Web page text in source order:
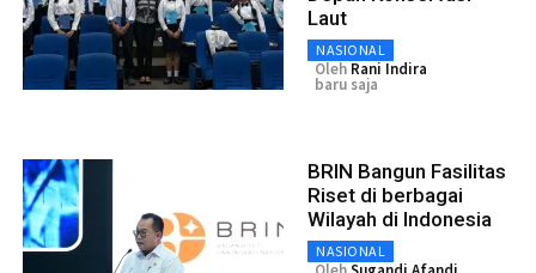
Laut
NASIONAL
Oleh Rani Indira
baru saja
BRIN Bangun Fasilitas
Riset di berbagai
Wilayah di Indonesia
NASIONAL